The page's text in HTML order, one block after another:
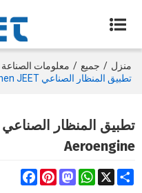
منزل / جميع / معلومات الصناعة
تطبيق المنظار الصناعي Shenzhen JEET في Aeroengine
Aeroengine
Share
FacebookPinterest
Mastodon
WhatsApp X